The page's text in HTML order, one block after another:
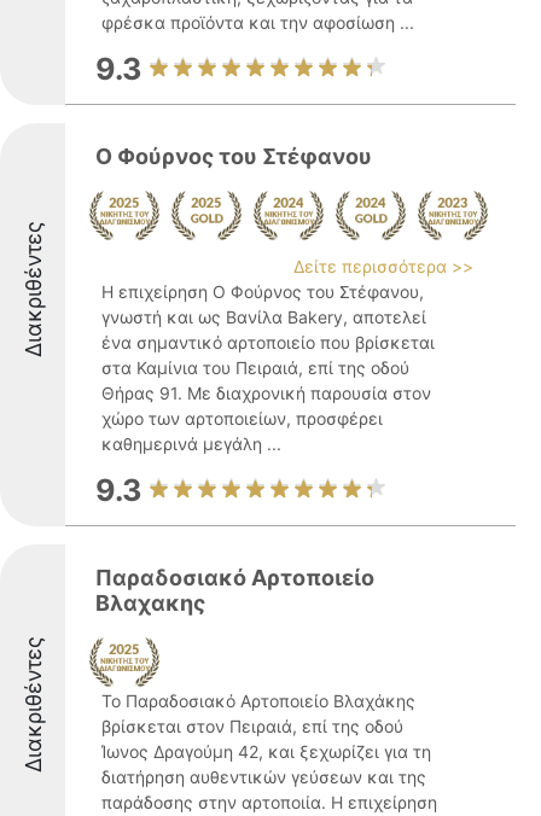
φρέσκα προϊόντα και την αφοσίωση ...
9.3
Διακριθέντες
Ο Φούρνος του Στέφανου
Δείτε περισσότερα >>
Η επιχείρηση Ο Φούρνος του Στέφανου,
γνωστή και ως Βανίλα Bakery, αποτελεί
ένα σημαντικό αρτοποιείο που βρίσκεται
στα Καμίνια του Πειραιά, επί της οδού
Θήρας 91. Με διαχρονική παρουσία στον
χώρο των αρτοποιείων, προσφέρει
καθημερινά μεγάλη ...
9.3
Διακριθέντες
Παραδοσιακό Αρτοποιείο
Βλαχακης
Το Παραδοσιακό Αρτοποιείο Βλαχάκης
βρίσκεται στον Πειραιά, επί της οδού
Ίωνος Δραγούμη 42, και ξεχωρίζει για τη
διατήρηση αυθεντικών γεύσεων και της
παράδοσης στην αρτοποιία. Η επιχείρηση